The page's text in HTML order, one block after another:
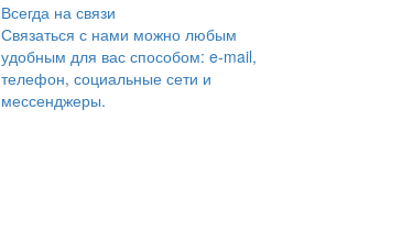
Всегда на связи
Связаться с нами можно любым
удобным для вас способом: e-mail,
телефон, социальные сети и
мессенджеры.